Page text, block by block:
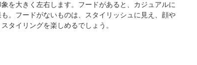
を大きく左右します。フードがあると、カジュアルに
。フードがないものは、スタイリッシュに見え、顔や
タイリングを楽しめるでしょう。